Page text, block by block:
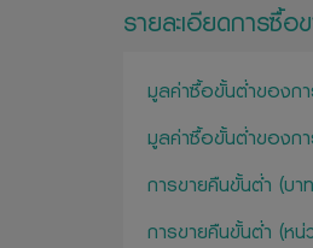
รายละเอียดการซื้อ
มูลค่าซื้อขั้นต่ำของก
มูลค่าซื้อขั้นต่ำของก
การขายคืนขั้นต่ำ (บา
การขายคืนขั้นต่ำ (หน่